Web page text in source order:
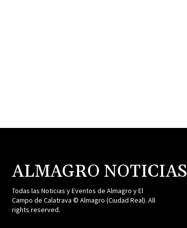
ALMAGRO NOTICIAS
Todas las Noticias y Eventos de Almagro y El
Campo de Calatrava © Almagro (Ciudad Real). All
rights reserved.